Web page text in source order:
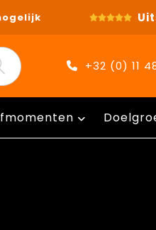
+32 (0) 11